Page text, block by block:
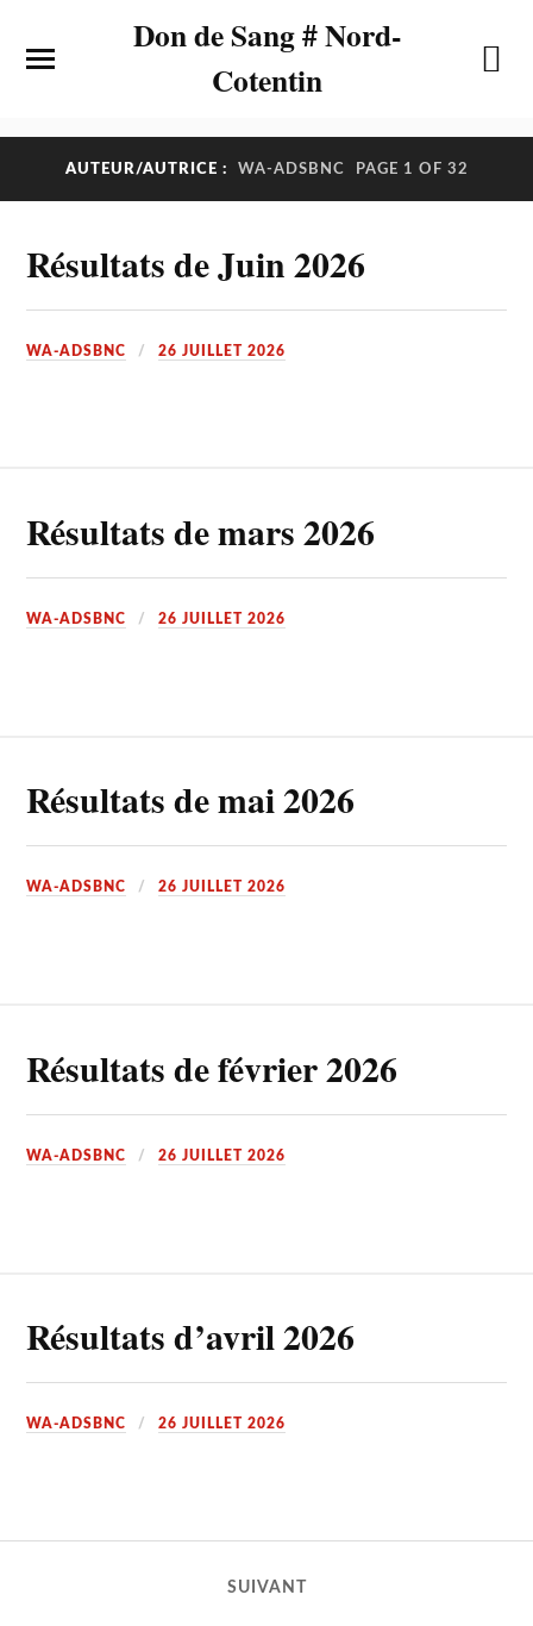
Don de Sang # Nord-
Cotentin
AUTEUR/AUTRICE : WA-ADSBNC PAGE 1 OF 32
Résultats de Juin 2026
WA-ADSBNC 26 JUILLET 2026
Résultats de mars 2026
WA-ADSBNC 26 JUILLET 2026
Résultats de mai 2026
WA-ADSBNC 26 JUILLET 2026
Résultats de février 2026
WA-ADSBNC 26 JUILLET 2026
Résultats d’avril 2026
WA-ADSBNC 26 JUILLET 2026
SUIVANT